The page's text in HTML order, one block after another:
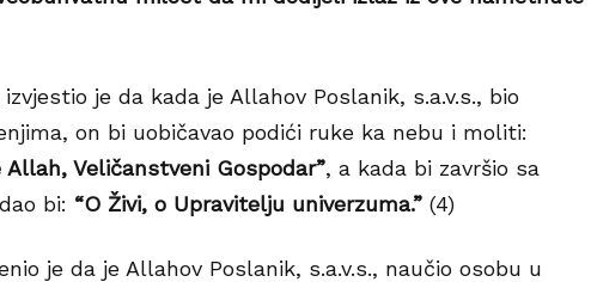
izvjestio je da kada je Allahov Poslanik, s.a.v.s., bio
on bi uobičavao podići ruke ka nebu i moliti:
Allah, Veličanstveni Gospodar”, a kada bi završio sa
bi: “O Živi, o Upravitelju univerzuma.”(4)
je da je Allahov Poslanik, s.a.v.s., naučio osobu u